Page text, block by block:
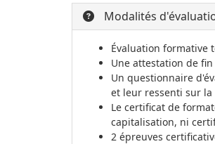
Modalités
Évaluation formative
Une attestation de
Un questionnaire
et leur ressenti sur
Le certificat de
capitalisation, ni
2 épreuves